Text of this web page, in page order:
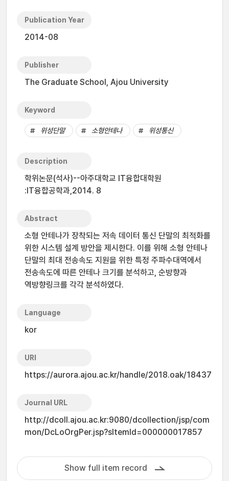
Publication Year
2014-08
Publisher
The Graduate School, Ajou University
Keyword
위성단말 소형안테나 위성통신
Description
학위논문(석사)--아주대학교 IT융합대학원
:IT융합공학과,2014. 8
Abstract
소형 안테나가 장착되는 저속 데이터 통신 단말의 최적화를
위한 시스템 설계 방안을 제시한다. 이를 위해 소형 안테나
단말의 최대 전송속도 지원을 위한 특정 주파수대역에서
전송속도에 따른 안테나 크기를 분석하고, 순방향과
역방향링크를 각각 분석하였다.
Language
kor
URI
https://aurora.ajou.ac.kr/handle/2018.oak/18437
Journal URL
http://dcoll.ajou.ac.kr:9080/dcollection/jsp/com
mon/DcLoOrgPer.jsp?sItemId=000000017857
Show full item record